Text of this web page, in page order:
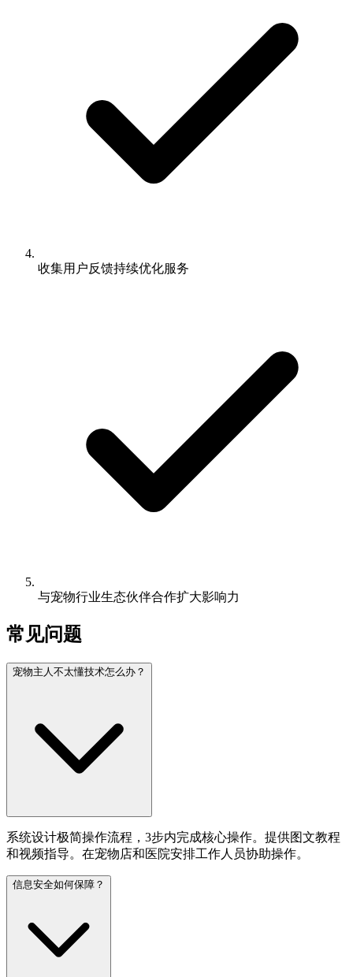
收集用户反馈持续优化服务
与宠物行业生态伙伴合作扩大影响力
常见问题
宠物主人不太懂技术怎么办？
系统设计极简操作流程，3步内完成核心操作。提供图文教程
和视频指导。在宠物店和医院安排工作人员协助操作。
信息安全如何保障？